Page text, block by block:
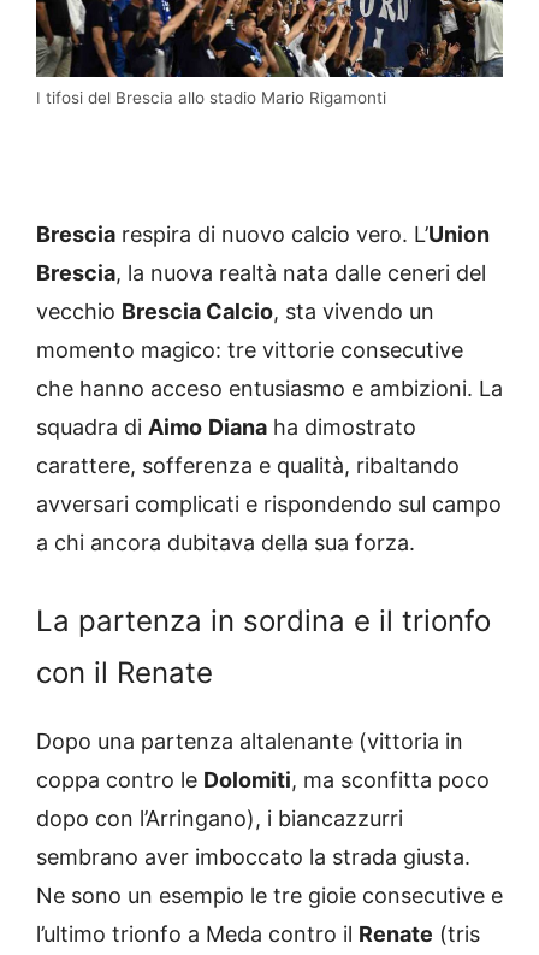
I tifosi del Brescia allo stadio Mario Rigamonti
Brescia respira di nuovo calcio vero. L’Union
Brescia, la nuova realtà nata dalle ceneri del
vecchio Brescia Calcio, sta vivendo un
momento magico: tre vittorie consecutive
che hanno acceso entusiasmo e ambizioni. La
squadra di Aimo Diana ha dimostrato
carattere, sofferenza e qualità, ribaltando
avversari complicati e rispondendo sul campo
a chi ancora dubitava della sua forza.
La partenza in sordina e il trionfo
con il Renate
Dopo una partenza altalenante (vittoria in
coppa contro le Dolomiti, ma sconfitta poco
dopo con l’Arringano), i biancazzurri
sembrano aver imboccato la strada giusta.
Ne sono un esempio le tre gioie consecutive e
l’ultimo trionfo a Meda contro il Renate (tris